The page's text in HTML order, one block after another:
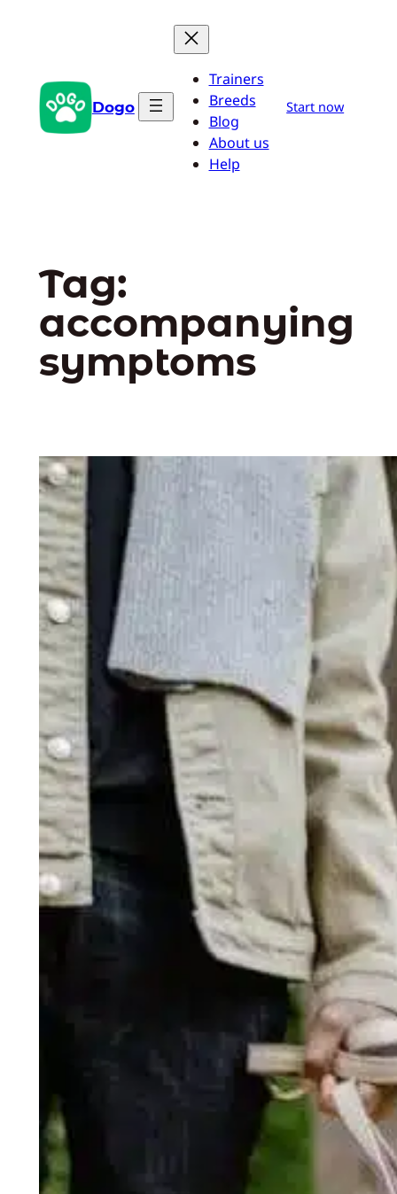
conteúdo Dogo
Trainers
Breeds
Blog
About us
Help
Start now
Tag:
accompanying
symptoms